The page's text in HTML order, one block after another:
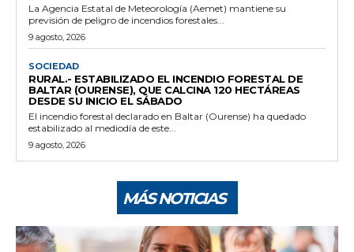
La Agencia Estatal de Meteorología (Aemet) mantiene su
previsión de peligro de incendios forestales...
9 agosto, 2026
SOCIEDAD
RURAL.- ESTABILIZADO EL INCENDIO FORESTAL DE
BALTAR (OURENSE), QUE CALCINA 120 HECTÁREAS
DESDE SU INICIO EL SÁBADO
El incendio forestal declarado en Baltar (Ourense) ha quedado
estabilizado al mediodía de este...
9 agosto, 2026
MÁS NOTICIAS